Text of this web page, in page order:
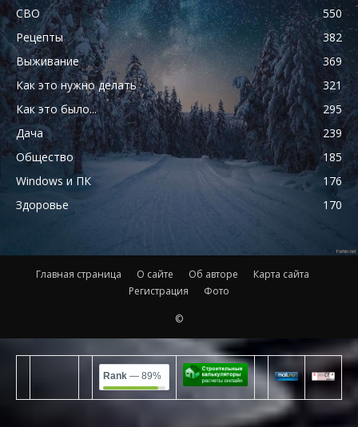
СВО
550
Рецепты
382
Выживание
369
Как это нужно делать
321
Как это было...
295
Дача
239
Общество
185
Windows и ПК
176
Здоровье
170
Главная страница О сайте Об авторе
Карта сайта
Регистрация
Фото
©
Rank — 89%